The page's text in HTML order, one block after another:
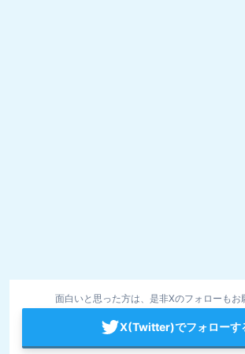
面白いと思った方は、是非Xのフォローもお
X(Twitter)でフォローす